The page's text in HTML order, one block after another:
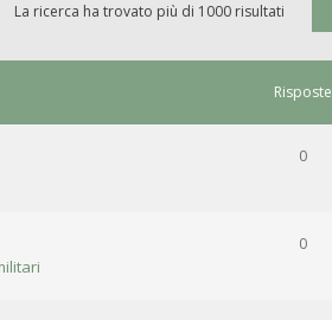
La ricerca ha trovato più di 1000 risultati
Risposte
0
0